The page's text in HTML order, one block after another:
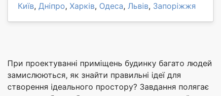
Київ, Дніпро, Харків, Одеса, Львів, Запоріжжя
При проектуванні приміщень будинку багато людей
замислюються, як знайти правильні ідеї для
створення ідеального простору? Завдання полягає